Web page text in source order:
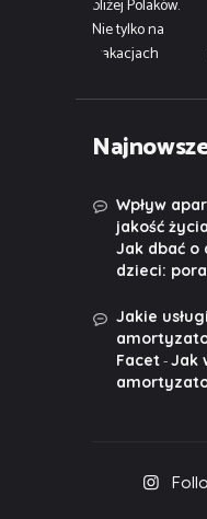
Wpływ
jakość
Jak dbać o
dzieci:
Jakie
Facet-Jak